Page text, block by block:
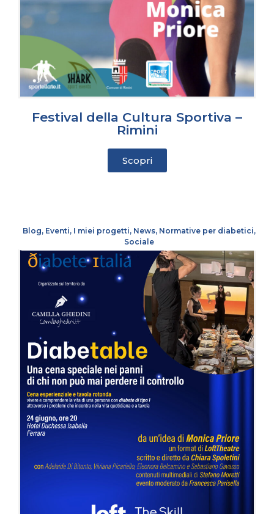
Festival della Cultura Sportiva –
Rimini
Scopri
Blog, Eventi, I miei progetti, News, Normative per diabetici,
Sociale